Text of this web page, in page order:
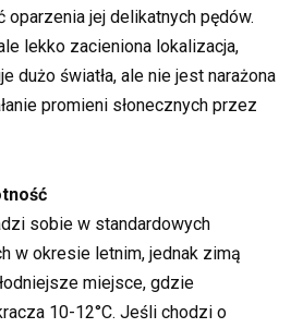
jej delikatnych pędów.
lekko zacieniona lokalizacja,
dużo światła, ale nie jest narażona
promieni słonecznych przez
sobie w standardowych
w okresie letnim, jednak zimą
miejsce, gdzie
10-12°C. Jeśli chodzi o